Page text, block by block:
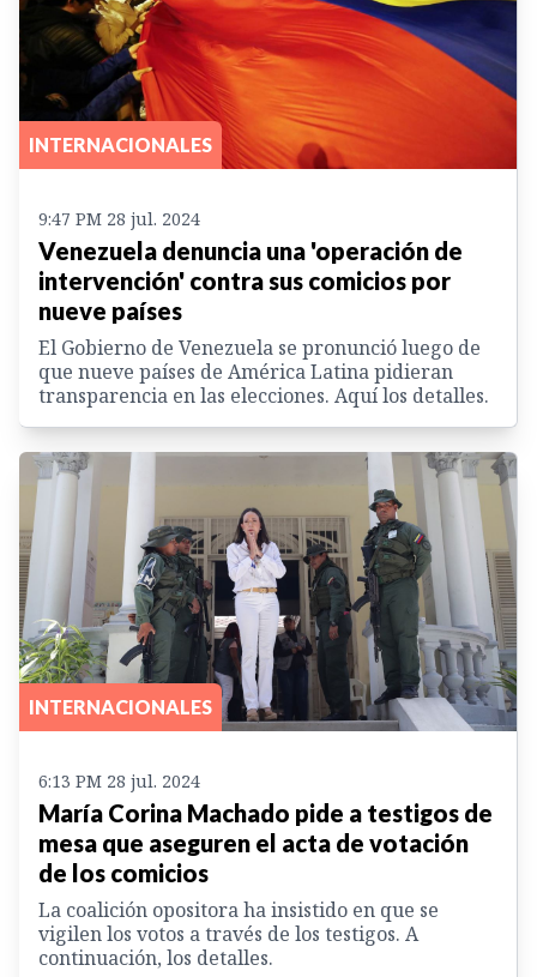
INTERNACIONALES
9:47 PM 28 jul. 2024
Venezuela denuncia una 'operación de
intervención' contra sus comicios por
nueve países
El Gobierno de Venezuela se pronunció luego de
que nueve países de América Latina pidieran
transparencia en las elecciones. Aquí los detalles.
INTERNACIONALES
6:13 PM 28 jul. 2024
María Corina Machado pide a testigos de
mesa que aseguren el acta de votación
de los comicios
La coalición opositora ha insistido en que se
vigilen los votos a través de los testigos. A
continuación, los detalles.